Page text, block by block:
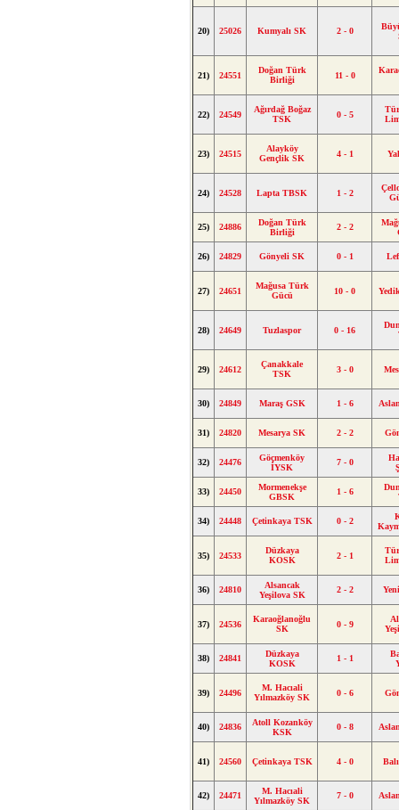
20) 25026 Kumyalı SK 2 - 0
21) 24551
Doğan Türk
Birliği
11 - 0
22) 24549
Ağırdağ Boğaz
TSK
0 - 5
23) 24515
Alayköy
Gençlik SK
4 - 1
24) 24528 Lapta TBSK 1 - 2
25) 24886
Doğan Türk
Birliği
2 - 2
26) 24829 Gönyeli SK 0 - 1
27) 24651
Mağusa Türk
Gücü
10 - 0
28) 24649 Tuzlaspor 0 - 16
29) 24612
Çanakkale
TSK
3 - 0
30) 24849 Maraş GSK 1 - 6
31) 24820 Mesarya SK 2 - 2
32) 24476
Göçmenköy
İYSK
7 - 0
33) 24450
Mormenekşe
GBSK
1 - 6
34) 24448 Çetinkaya TSK 0 - 2
35) 24533
Düzkaya
KOSK
2 - 1
36) 24810
Alsancak
Yeşilova SK
2 - 2
37) 24536
Karaoğlanoğlu
SK
0 - 9
38) 24841
Düzkaya
KOSK
1 - 1
39) 24496
M. Hacıali
Yılmazköy SK
0 - 6
40) 24836
Atoll Kozanköy
KSK
0 - 8
41) 24560 Çetinkaya TSK 4 - 0
42) 24471
M. Hacıali
Yılmazköy SK
7 - 0